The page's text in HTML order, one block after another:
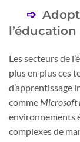
Les secteurs de
plus en plus ces
d’apprentissage
comme Microsoft
environnements
complexes de